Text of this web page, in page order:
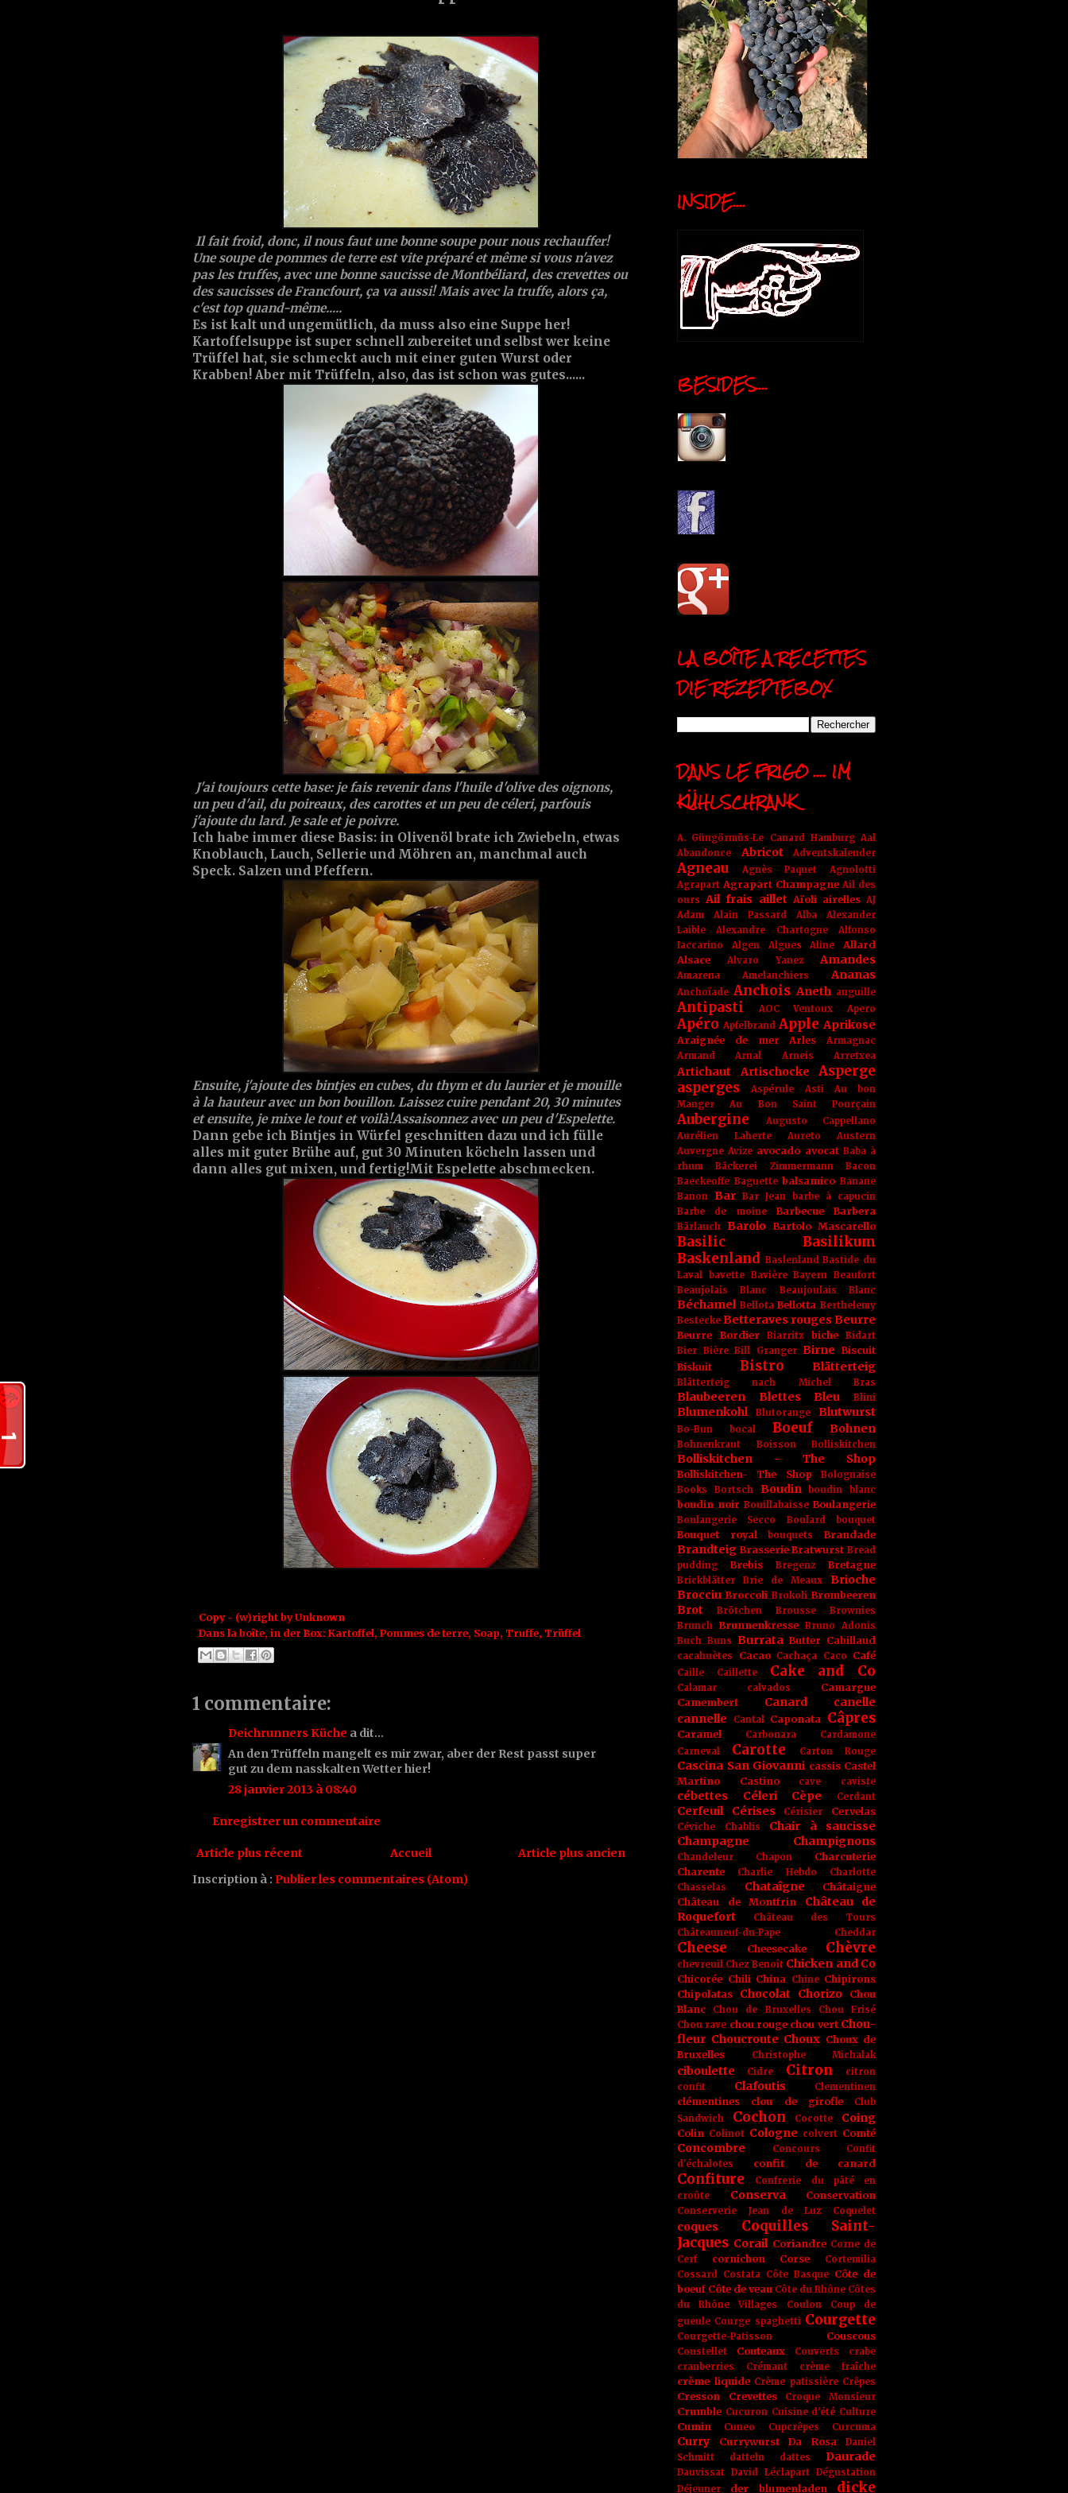
Il fait froid, donc, il nous faut une bonne soupe pour nous rechauffer!
Une soupe de pommes de terre est vite préparé et même si vous n'avez
pas les truffes, avec une bonne saucisse de Montbéliard, des crevettes ou
des saucisses de Francfourt, ça va aussi! Mais avec la truffe, alors ça,
c'est top quand-même.....
Es ist kalt und ungemütlich, da muss also eine Suppe her!
Kartoffelsuppe ist super schnell zubereitet und selbst wer keine
Trüffel hat, sie schmeckt auch mit einer guten Wurst oder
Krabben! Aber mit Trüffeln, also, das ist schon was gutes......
J'ai toujours cette base: je fais revenir dans l'huile d'olive des oignons,
un peu d'ail, du poireaux, des carottes et un peu de céleri, parfouis
j'ajoute du lard. Je sale et je poivre.
Ich habe immer diese Basis: in Olivenöl brate ich Zwiebeln, etwas
Knoblauch, Lauch, Sellerie und Möhren an, manchmal auch
Speck. Salzen und Pfeffern.
Ensuite, j'ajoute des bintjes en cubes, du thym et du laurier et je mouille
à la hauteur avec un bon bouillon. Laissez cuire pendant 20, 30 minutes
et ensuite, je mixe le tout et voilà!Assaisonnez avec un peu d'Espelette.
Dann gebe ich Bintjes in Würfel geschnitten dazu und ich fülle
alles mit guter Brühe auf, gut 30 Minuten köcheln lassen und
dann alles gut mixen, und fertig!Mit Espelette abschmecken.
Copy - (w)right byUnknown
Dans la boîte, in der Box: Kartoffel, Pommes de terre, Soap, Truffe, Trüffel
1 commentaire:
Deichrunners Küche a dit…
An den Trüffeln mangelt es mir zwar, aber der Rest passt super
gut zu dem nasskalten Wetter hier!
28 janvier 2013 à 08:40
Enregistrer un commentaire
Article plus récent Article plus ancien
Accueil
Inscription à : Publier les commentaires (Atom)
INSIDE....
BESIDES....
LA BOÎTE A RECETTES
DIE REZEPTEBOX
DANS LE FRIGO .... IM
KÜHLSCHRANK
A. Güngörmüs-Le Canard Hamburg Aal
Abandonce
Abricot Adventskalender
Agneau Agnès Paquet
Agnolotti
Agrapart Agrapart Champagne Ail des
ours Ail frais aillet Aïoli airelles AJ
Adam
Alain Passard Alba
Alexander
Laible
Alexandre Chartogne
Alfonso
Iaccarino
Algen Algues Aline
Allard
Alsace
Alvaro Yanez Amandes
Amarena Amelanchiers Ananas
Anchoïade Anchois Aneth anguille
Antipasti AOC Ventoux Apero
Apéro Apfelbrand Apple Aprikose
Araignée de mer Arles
Armagnac
Armand Arnal
Arneis Arretxea
Artichaut Artischocke
Asperge
asperges
Aspérule Asti
Au bon
Manger
Au Bon Saint Pourçain
Aubergine
Augusto Cappellano
Aurélien Laherte
Aureto
Austern
Auvergne Avize avocado avocat Baba à
rhum
Bäckerei Zimmermann
Bacon
Baeckeoffe Baguette balsamico Banane
Banon Bar Bar Jean
barbe à capucin
Barbe de moine
Barbecue Barbera
Bärlauch Barolo Bartolo Mascarello
Basilic
Basilikum
Baskenland Baslenland Bastide du
Laval
bavette Bavière Bayern Beaufort
Beaujolais Blanc
Beaujoulais Blanc
Béchamel Bellota Bellotta Berthelemy
Bestecke Betteraves rouges Beurre
Beurre Bordier Biarritz biche
Bidart
Bier Bière Bill Granger Birne
Biscuit
Biskuit
Bistro Blätterteig
Blätterteig nach Michel Bras
Blaubeeren Blettes Bleu Blini
Blumenkohl Blutorange Blutwurst
Bo-Bun bocal Boeuf Bohnen
Bohnenkraut Boisson Bolliskitchen
Bolliskitchen - The Shop
Bolliskitchen- The Shop
Bolognaise
Books
Bortsch Boudin boudin blanc
boudin noir Bouillabaisse Boulangerie
Boulangerie Secco Boulard bouquet
Bouquet royal bouquets Brandade
Brandteig Brasserie Bratwurst Bread
pudding
Brebis Bregenz Bretagne
Brickblätter Brie de Meaux
Brioche
Brocciu Broccoli Brokoli Brombeeren
Brot Brötchen Brousse
Brownies
Brunch Brunnenkresse Bruno Adonis
Buch Buns Burrata Butter Cabillaud
cacahuètes Cacao Cachaça Caco Café
Caille Caillette Cake and Co
Calamar calvados
Camargue
Camembert
Canard
canelle
cannelle
Cantal Caponata Câpres
Caramel Carbonara
Cardamone
Carneval
Carotte Carton Rouge
Cascina San Giovanni cassis Castel
Martino
Castino cave caviste
cébettes Céleri Cèpe Cerdant
Cerfeuil Cérises Cérisier Cervelas
Céviche Chablis
Chair à saucisse
Champagne
Champignons
Chandeleur Chapon
Charcuterie
Charente
Charlie Hebdo
Charlotte
Chasselas
Chataîgne
Châtaigne
Château de Montfrin
Château de
Roquefort
Château des Tours
Châteauneuf-du-Pape
Cheddar
Cheese Cheesecake Chèvre
chevreuil Chez Benoît Chicken and Co
Chicorée Chili China Chine Chipirons
Chipolatas
Chocolat Chorizo
Chou
Blanc
Chou de Bruxelles
Chou Frisé
Chou rave chou rouge chou vert Chou-
fleur Choucroute Choux Choux de
Bruxelles
Christophe Michalak
ciboulette Cidre Citron
citron
confit
Clafoutis Clementinen
clémentines clou de girofle
Club
Sandwich
Cochon Cocotte Coing
Colin Colinot Cologne colvert Comté
Concombre Concours
Confit
d'échalotes
confit de canard
Confiture
Confrerie du pâté en
croûte
Conserva Conservation
Conserverie Jean de Luz Coquelet
coques
Coquilles Saint-
Jacques Corail Coriandre Corne de
Cerf
cornichon Corse
Cortemilia
Cossard Costata Côte Basque Côte de
boeuf Côte de veau Côte du Rhône Côtes
du Rhône Villages
Coulon
Coup de
gueule Courge spaghetti Courgette
Courgette-Patisson Couscous
Coustellet Couteaux Couverts
crabe
cranberries
Crémant crème fraîche
crème liquide Crème patissière Crêpes
Cresson Crevettes Croque Monsieur
Crumble Cucuron Cuisine d'été Culture
Cumin Cuneo Cupcrêpes Curcuma
Curry Currywurst Da Rosa
Daniel
Schmitt
datteln dattes Daurade
Dauvissat David Léclapart Dégustation
Déjeuner
der blumenladen dicke